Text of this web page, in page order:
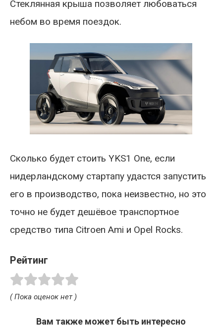
Стеклянная крыша позволяет любоваться
небом во время поездок.
Сколько будет стоить YKS1 One, если
нидерландскому стартапу удастся запустить
его в производство, пока неизвестно, но это
точно не будет дешёвое транспортное
средство типа Citroen Ami и Opel Rocks.
Рейтинг
( Пока оценок нет )
Вам также может быть интересно